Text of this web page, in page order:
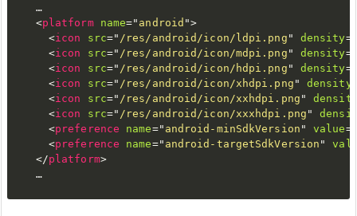
  …
<platform name=" android ">
<icon src=" /res/android/icon/ldpi.png " density=
<icon src=" /res/android/icon/mdpi.png " density=
<icon src=" /res/android/icon/hdpi.png " density=
<icon src=" /res/android/icon/xhdpi.png " density
<icon src=" /res/android/icon/xxhdpi.png "
<icon src=" /res/android/icon/xxxhdpi.png "
<preference name=" android-minSdkVersion " value=
<preference name=" android-targetSdkVersion "
</platform>
  …